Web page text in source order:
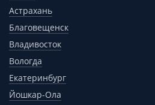
Астрахань
Благовещенск
Владивосток
Вологда
Екатеринбург
Йошкар-Ола